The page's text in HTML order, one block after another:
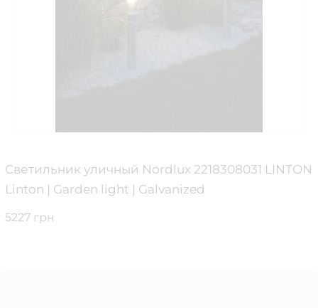
Светильник уличный Nordlux 2218308031 LINTON
Linton | Garden light | Galvanized
5227 грн